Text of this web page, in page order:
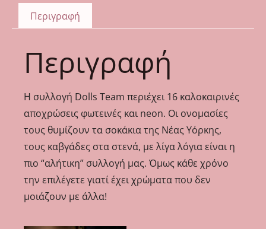
Περιγραφή
Περιγραφή
Η συλλογή Dolls Team περιέχει 16 καλοκαιρινές
αποχρώσεις φωτεινές και neon. Οι ονομασίες
τους θυμίζουν τα σοκάκια της Νέας Υόρκης,
τους καβγάδες στα στενά, με λίγα λόγια είναι η
πιο “αλήτικη” συλλογή μας. Όμως κάθε χρόνο
την επιλέγετε γιατί έχει χρώματα που δεν
μοιάζουν με άλλα!